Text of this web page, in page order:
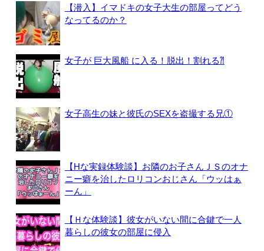
【潜入】イマドキの女子大生の部屋ってどう
なってるのか？
女子が 巨大風船 に入る！脱出！割れる⁈
女子高生の妹と彼氏のSEXを盗撮する兄①
【Hな実録体験談】お隣のお子さんＪＳのオナ
ニー癖を治したロリコンおじさん「ウッはぁ
ーん」
【Ｈな体験談】彼女がいない間に合鍵で一人
暮らしの彼女の部屋に侵入